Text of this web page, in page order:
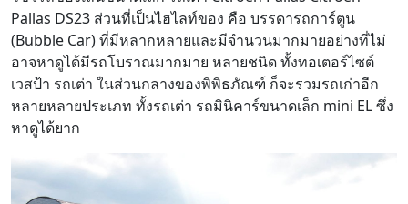
Pallas DS23 ส่วนที่เป็นไฮไลท์ของ คือ บรรดารถการ์ตูน
(Bubble Car) ที่มีหลากหลายและมีจำนวนมากมายอย่างที่ไม่
อาจหาดูได้มีรถโบราณมากมาย หลายชนิด ทั้งทอเตอร์ไซต์
เวสป้า รถเต่า ในส่วนกลางของพิพิธภัณฑ์ ก็จะรวมรถเก่าอีก
หลายหลายประเภท ทั้งรถเต่า รถมินิคาร์ขนาดเล็ก mini EL ซึ่ง
หาดูได้ยาก